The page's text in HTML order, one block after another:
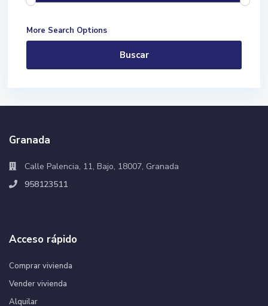
More Search Options
Buscar
Granada
Calle Palencia, 11, Bajo, 18007, Granada
958123511
Acceso rápido
Comprar vivienda
Vender vivienda
Alquilar